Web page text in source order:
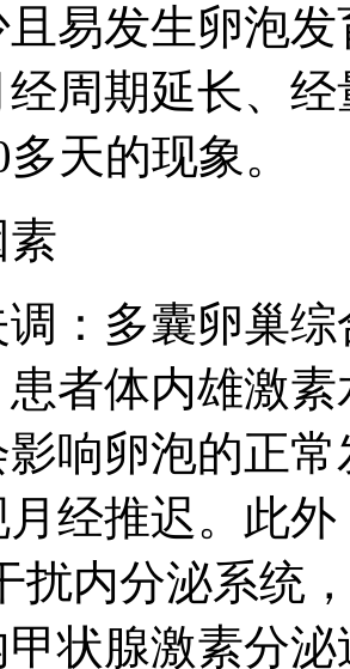
易发生卵泡
周期延长、
天的现象。
调：多囊卵巢
者体内雄激
响卵泡的正
经推迟。此
扰内分泌系统
状腺激素分